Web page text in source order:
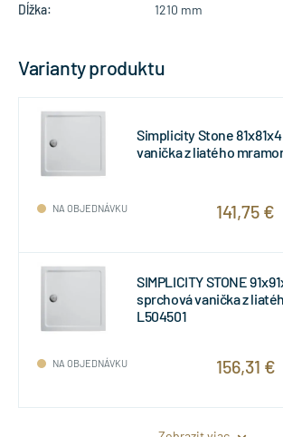
Dĺžka: 1210 mm
Varianty produktu
Simplicity Stone
vanička z liatého
NA OBJEDNÁVKU 141,75 €
SIMPLICITY STONE
sprchová vanička z
L504501
NA OBJEDNÁVKU 156,31 €